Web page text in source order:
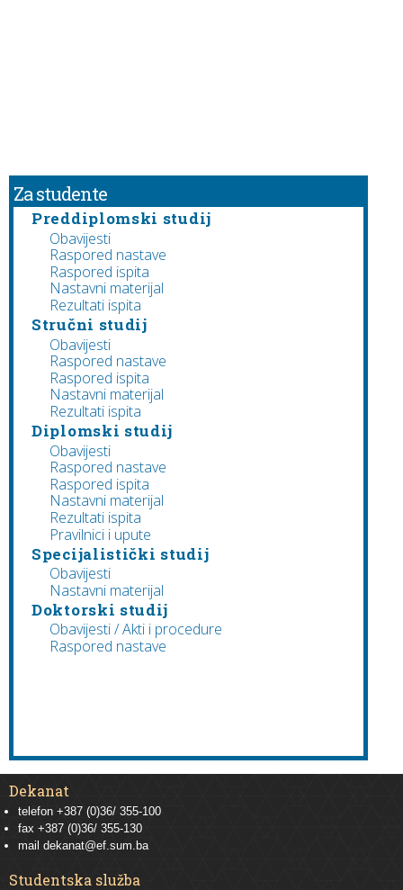
Za studente
Preddiplomski studij
Obavijesti
Raspored nastave
Raspored ispita
Nastavni materijal
Rezultati ispita
Stručni studij
Obavijesti
Raspored nastave
Raspored ispita
Nastavni materijal
Rezultati ispita
Diplomski studij
Obavijesti
Raspored nastave
Raspored ispita
Nastavni materijal
Rezultati ispita
Pravilnici i upute
Specijalistički studij
Obavijesti
Nastavni materijal
Doktorski studij
Obavijesti / Akti i procedure
Raspored nastave
Dekanat
telefon +387 (0)36/ 355-100
fax +387 (0)36/ 355-130
mail dekanat@ef.sum.ba
Studentska služba